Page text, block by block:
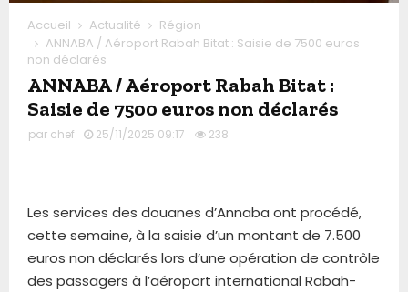
Accueil Actualité
Région
ANNABA / Aéroport Rabah Bitat : Saisie de 7500 euros
non déclarés
ANNABA / Aéroport Rabah Bitat :
Saisie de 7500 euros non déclarés
par chef 25/11/2025 09:17 238
Les services des douanes d’Annaba ont procédé,
cette semaine, à la saisie d’un montant de 7.500
euros non déclarés lors d’une opération de contrôle
des passagers à l’aéroport international Rabah-